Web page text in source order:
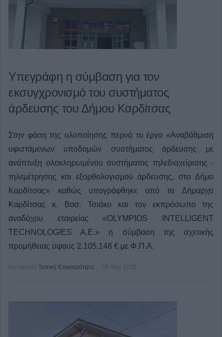
Υπεγράφη η σύμβαση για τον
εκσυγχρονισμό του συστήματος
άρδευσης του Δήμου Καρδίτσας
Στην φάση της υλοποίησης περνά το έργο «Αναβάθμιση
υφιστάμενων υποδομών συστήματος άρδευσης με
ανάπτυξη ολοκληρωμένου συστήματος τηλεδιαχείρισης -
τηλεμέτρησης και εξορθολογισμού άρδευσης, στο Δήμο
Καρδίτσας» καθώς υπογράφθηκε από το Δήμαρχο
Καρδίτσας κ. Βασ. Τσιάκο και τον εκπρόσωπο της
αναδόχου εταιρείας «OLYMPIOS INTELLIGENT
TECHNOLOGIES A.E.» η σύμβαση της σχετικής
προμήθειας ύψους 2.105.148 € με Φ.Π.Α.
Κατηγορία Τοπική Επικαιρότητα 06 Απρ 2025